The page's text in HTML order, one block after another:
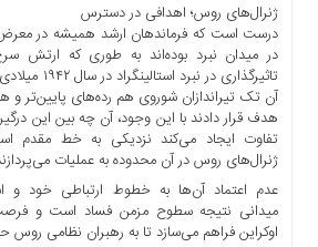
ژنرال‌های روس؛ اهدافی در دسترس
درست است که فرماندهان ارشد همیشه در
در میدان نبرد بوده‌اند به طوری که ارتش
تاثیرگذاری در
آن تک تیراندازان شوروی هم رده‌های پایین‌تر و
هدف قرار دادند با این وجود، آن چه بین این
تفاوت ایجاد می‌کند نزدیکی به خط مقدم
ژنرال‌های روس در آن محدوده به عملیات
عدم اعتماد آن‌ها به خطوط ارتباطی خود و
میدانی نتیجه سطوح مزمن فساد است و
اوکراین فراهم می‌سازد تا به رهبران نظامی روس